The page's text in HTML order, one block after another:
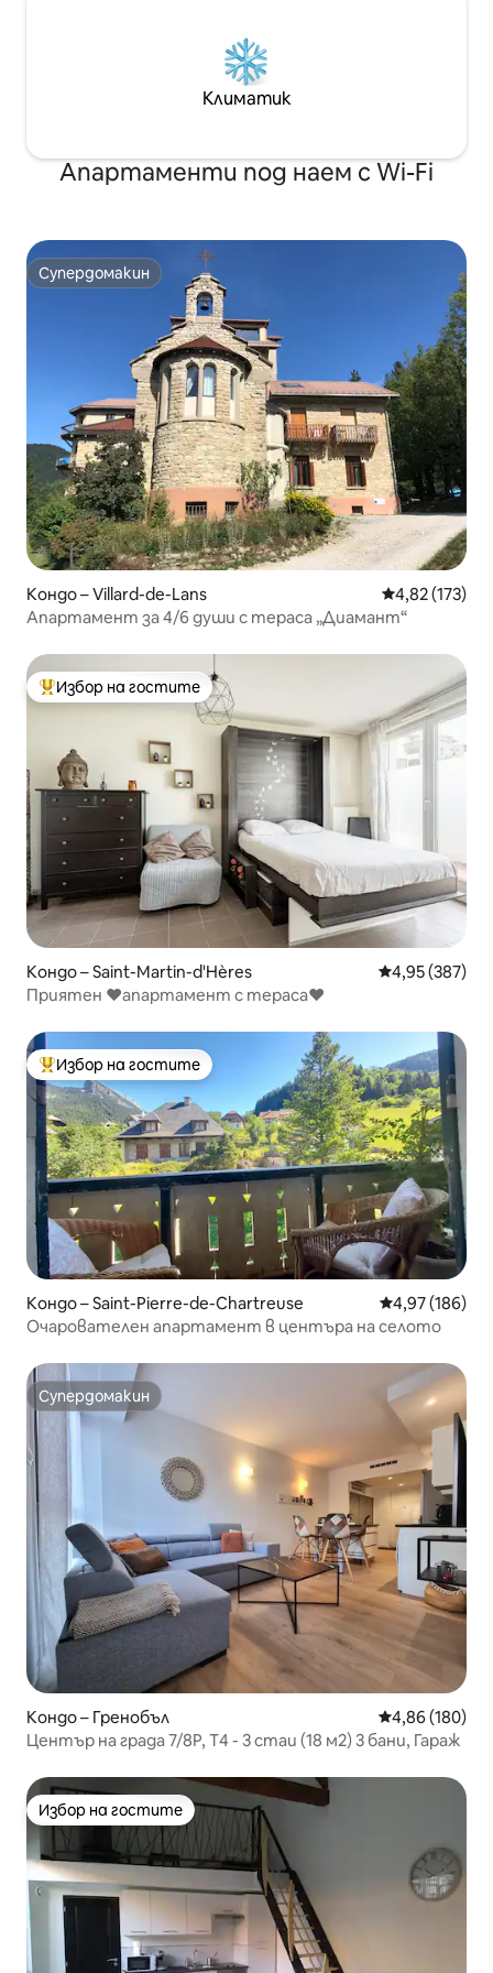
Климатик
Апартаменти под наем с Wi-Fi
Супердомакин
Супердомакин
Кондо – Villard-de-Lans Средна
4,82 (173)
Апартамент за 4/6 души с тераса „Диамант“
Най-популярен избор на гостите
Избор на гостите
Кондо – Saint-Martin-d'Hères Средна
4,95 (387)
Приятен ♥️апартамент с тераса♥️
Най-популярен избор на гостите
Избор на гостите
Кондо – Saint-Pierre-de-Chartreuse Средна
4,97 (186)
Очарователен апартамент в центъра на селото
Супердомакин
Супердомакин
Кондо – Гренобъл Средна
4,86 (180)
Център на града 7/8P, T4 - 3 стаи (18 м2) 3 бани, Гараж
Избор на гостите
Избор на гостите